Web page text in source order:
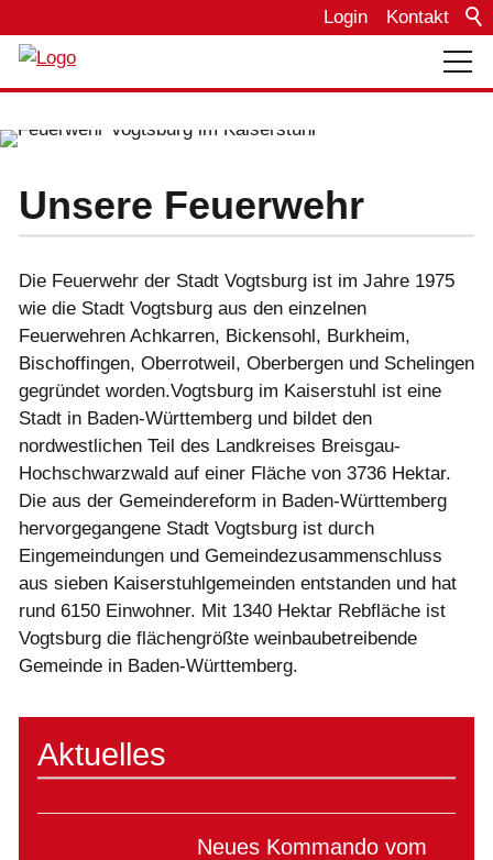
Kontakt
Login
Über uns
Bautagebuch
Einsätze
Termine
Fahrzeuge
Unsere Feuerwehr
Die Feuerwehr der Stadt Vogtsburg ist im Jahre 1975
wie die Stadt Vogtsburg aus den einzelnen
Feuerwehren Achkarren, Bickensohl, Burkheim,
Bischoffingen, Oberrotweil, Oberbergen und Schelingen
gegründet worden.Vogtsburg im Kaiserstuhl ist eine
Stadt in Baden-Württemberg und bildet den
nordwestlichen Teil des Landkreises Breisgau-
Hochschwarzwald auf einer Fläche von 3736 Hektar.
Die aus der Gemeindereform in Baden-Württemberg
hervorgegangene Stadt Vogtsburg ist durch
Eingemeindungen und Gemeindezusammenschluss
aus sieben Kaiserstuhlgemeinden entstanden und hat
rund 6150 Einwohner. Mit 1340 Hektar Rebfläche ist
Vogtsburg die flächengrößte weinbaubetreibende
Gemeinde in Baden-Württemberg.
Aktuelles
Neues Kommando vom